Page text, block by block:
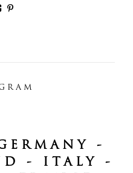
-
- ITALY -